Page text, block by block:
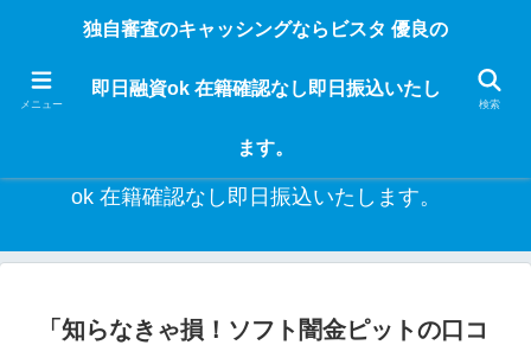
独自審査のフリーローンならビスタなら24時間365日 在籍確認なしで借りれる
な入用があっても安心！融資率97％！仕事をしている人ならブラックでも給料
日返済の１ヶ月融資で借りられるから安心！
独自審査のキャッシングならビスタ 優良の即日融資
ok 在籍確認なし即日振込いたします。
「知らなきゃ損！ソフト闇金ピットの口コ
メニュー
独自審査のキャッシングならビスタ 優良の
即日融資ok 在籍確認なし即日振込いたし
ます。
検索